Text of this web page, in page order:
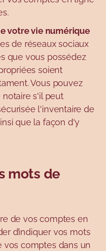
votre vie numérique
de réseaux sociaux
que vous possédez
soient
Vous pouvez
s'il peut
l'inventaire de
que la façon d'y
mots de
de vos comptes en
d’indiquer vos mots
vos comptes dans un